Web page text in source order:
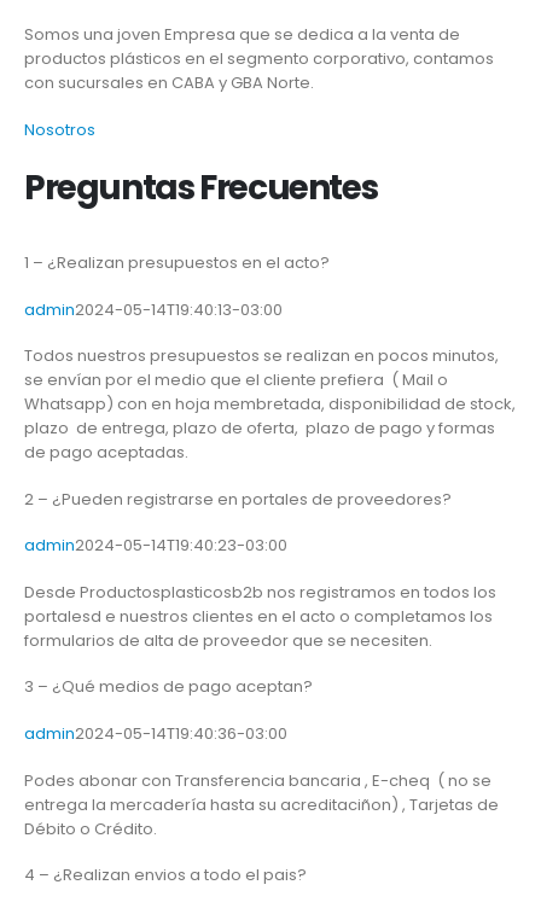
Somos una joven Empresa que se dedica a la venta de
productos plásticos en el segmento corporativo, contamos
con sucursales en CABA y GBA Norte.
Nosotros
Preguntas Frecuentes
1 – ¿Realizan presupuestos en el acto?
admin2024-05-14T19:40:13-03:00
Todos nuestros presupuestos se realizan en pocos minutos,
se envían por el medio que el cliente prefiera ( Mail o
Whatsapp) con en hoja membretada, disponibilidad de stock,
plazo de entrega, plazo de oferta, plazo de pago y formas
de pago aceptadas.
2 – ¿Pueden registrarse en portales de proveedores?
admin2024-05-14T19:40:23-03:00
Desde Productosplasticosb2b nos registramos en todos los
portalesd e nuestros clientes en el acto o completamos los
formularios de alta de proveedor que se necesiten.
3 – ¿Qué medios de pago aceptan?
admin2024-05-14T19:40:36-03:00
Podes abonar con Transferencia bancaria , E-cheq ( no se
entrega la mercadería hasta su acreditaciñon) , Tarjetas de
Débito o Crédito.
4 – ¿Realizan envios a todo el pais?